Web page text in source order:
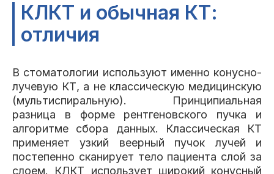
КЛКТ и обычная КТ:
отличия
В стоматологии используют именно конусно-
лучевую КТ, а не классическую медицинскую
(мультиспиральную). Принципиальная
разница в форме рентгеновского пучка и
алгоритме сбора данных. Классическая КТ
применяет узкий веерный пучок лучей и
постепенно сканирует тело пациента слой за
слоем. КЛКТ использует широкий конусный